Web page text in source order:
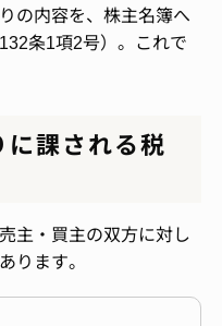
の内容を、株主名簿へ
条1項2号）。これで
課される税
主・買主の双方に対し
ります。